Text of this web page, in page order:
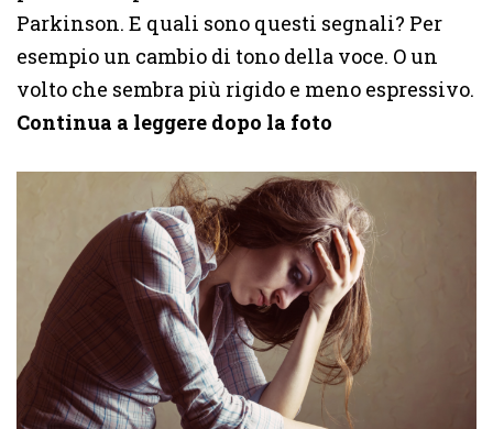
Parkinson. E quali sono questi segnali? Per
esempio un cambio di tono della voce. O un
volto che sembra più rigido e meno espressivo.
Continua a leggere dopo la foto